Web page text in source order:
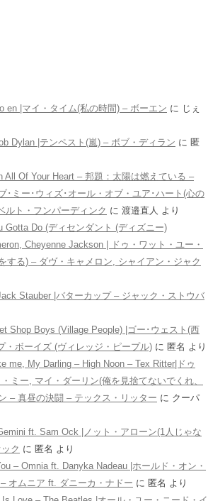
en |マイ・タイム(私の時間) – ボーエン に じぇ
Dylan |テンペスト(嵐) – ボブ・ディラン に 匿
All Of Your Heart – 邦題：太陽は燃えている –
･ミー･ウィズ･オール・オブ・ユア･ハート(心の
ルト・フンパーディンク に 渡邉直人 より
Gotta Do (ディセンダント (ディズニー)
Cheyenne Jackson | ドゥ・ワット・ユー・
する) – ダヴ・キャメロン, シャイアン・ジャク
Stauber |バターカップ – ジャック・ストウバ
Shop Boys (Village People) |ゴー･ウェスト(西
・ボーイズ (ヴィレッジ・ピープル) に 匿名 より
me, My Darling – High Noon – Tex Ritter|ドゥ
ミー, マイ・ダーリン(俺を見捨てないでくれ、
– 真昼の決闘 – テックス・リッター に クーパ
ft. Sam Ock |ノット・アローン(1人じゃな
ク に 匿名 より
– Omnia ft. Danyka Nadeau |ホールド・オン・
オムニア ft. ダニーカ・ナドー に 匿名 より